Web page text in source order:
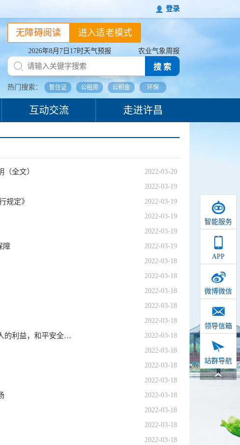
登录
2026年8月7日17时天气预报 农业气象周报
搜 索
热门搜索： 暂住证 公租房 公积金 环保
进入适老模式
无障碍阅读
互动交流 走进许昌
智能服务
APP
微博微信
领导信箱
站群导航
全文） 2022-03-20
2022-03-19
规定》 2022-03-19
2022-03-19
2022-03-19
障 2022-03-19
2022-03-18
2022-03-18
2022-03-18
2022-03-18
2022-03-18
习近平：国家关系不能走到兵戎相向这一步，冲突对抗不符合任何人的利益，和平安全才是国际社会最应珍惜的财富 2022-03-18
2022-03-18
2022-03-18
2022-03-18
2022-03-18
2022-03-18
2022-03-18
2022-03-18